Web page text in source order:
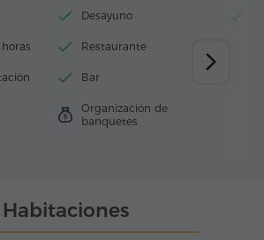
Desayuno
Restaurante
Bar
Organización de
banquetes
Habitaciones